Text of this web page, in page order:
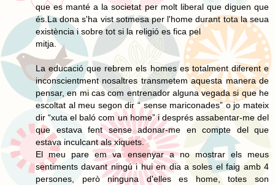
que es manté a la societat per molt liberal que diguen que
és.La dona s'ha vist sotmesa per l'home durant tota la seua
existència i sobre tot si la religió es fica pel
mitja.
La educació que rebrem els homes es totalment diferent e
inconscientment nosaltres transmetem aquesta manera de
pensar, en mi cas com entrenador alguna vegada si que he
escoltat al meu segon dir “ sense mariconades” o jo mateix
dir “xuta el baló com un home” i després assabentar-me del
que estava fent sense adonar-me en compte del que
estava inculcant als xiquets.
El meu pare em va ensenyar a no mostrar els meus
sentiments davant ningú i hui en dia a soles el faig amb 4
persones, però ninguna d'elles es home, totes son